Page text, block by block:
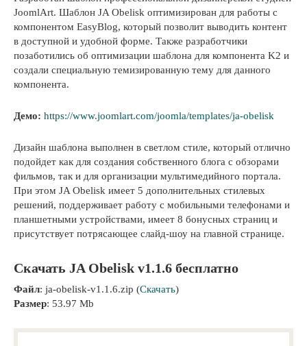
JoomlArt. Шаблон JA Obelisk оптимизирован для работы с
компонентом EasyBlog, который позволит выводить контент
в доступной и удобной форме. Также разработчики
позаботились об оптимизации шаблона для компонента K2 и
создали специальную темизированную тему для данного
компонента.
Демо: https://www.joomlart.com/joomla/templates/ja-obelisk
Дизайн шаблона выполнен в светлом стиле, который отлично
подойдет как для создания собственного блога с обзорами
фильмов, так и для организации мультимедийного портала.
При этом JA Obelisk имеет 5 дополнительных стилевых
решений, поддерживает работу с мобильными телефонами и
планшетными устройствами, имеет 8 бонусных страниц и
присутствует потрясающее слайд-шоу на главной странице.
Скачать JA Obelisk v1.1.6 бесплатно
Файл: ja-obelisk-v1.1.6.zip (Скачать)
Размер: 53.97 Mb